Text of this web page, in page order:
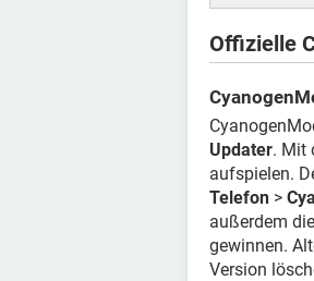
Offizielle
Updater. Mit
aufspielen.
Telefon >
außerdem
gewinnen.
Version